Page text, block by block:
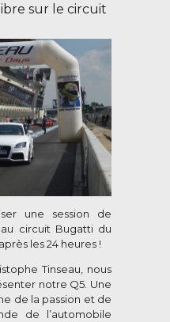
sur le circuit
une session de
circuit Bugatti du
les 24 heures !
Tinseau, nous
notre Q5. Une
de la passion et de
de l’automobile